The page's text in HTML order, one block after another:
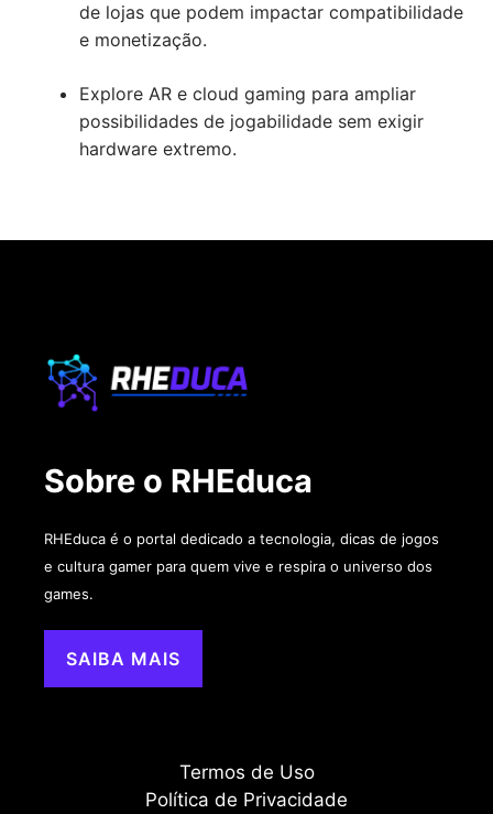
de lojas que podem impactar compatibilidade
e monetização.
Explore AR e cloud gaming para ampliar
possibilidades de jogabilidade sem exigir
hardware extremo.
Sobre o RHEduca
RHEduca é o portal dedicado a tecnologia, dicas de jogos
e cultura gamer para quem vive e respira o universo dos
games.
SAIBA MAIS
Termos de Uso
Política de Privacidade